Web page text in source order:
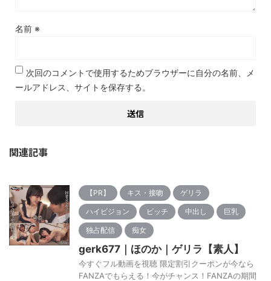
名前 ※
次回のコメントで使用するためブラウザーに自分の名前、メ
ールアドレス、サイトを保存する。
関連記事
【PR】 キス・接吻 ゲリラ
ハイビジョン ビッチ 中出し 巨乳
独占配信 痴女
gerk677｜ほのか｜ゲリラ【素人】
今すぐフル動画を視聴 限定割引クーポンが今なら
FANZAでもらえる！今がチャンス！FANZAの期間